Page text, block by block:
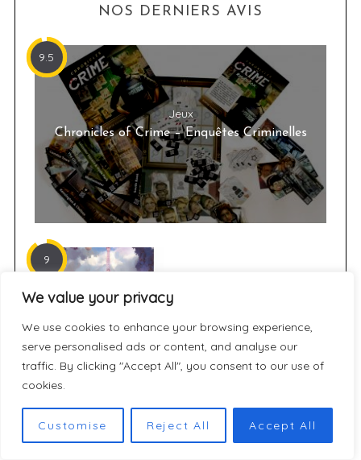
We value your privacy
We use cookies to enhance your browsing experience,
serve personalised ads or content, and analyse our
traffic. By clicking "Accept All", you consent to our use of
cookies.
Customise Reject All Accept All
NOS DERNIERS AVIS
9.5
Jeux
Chronicles of Crime – Enquêtes Criminelles
9
Jeux
[JEUX] Après Greenville 1989,
voici Paris 1889, la suite
9
Jeux
[JEUX] Greenville 1989 : un jeu
coopératif narratif et d’horreur